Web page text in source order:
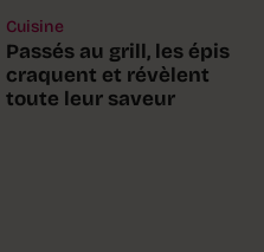
Cuisine
Passés au grill, les épis
craquent et révèlent
toute leur saveur